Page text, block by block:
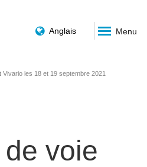
Anglais Menu
les 18 et 19 septembre 2021
voie